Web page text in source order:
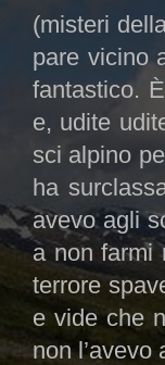
(misteri
pare vicino
fantastico.
e, udite
sci alpino
ha
avevo agli
a non farmi
terrore
e vide che
non